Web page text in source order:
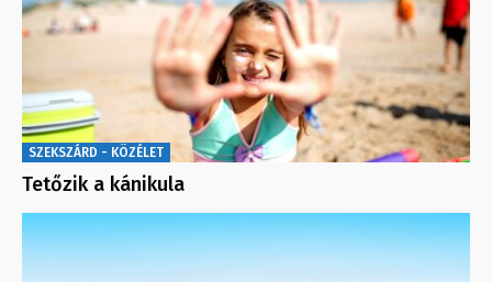
SZEKSZÁRD - KÖZÉLET
Tetőzik a kánikula